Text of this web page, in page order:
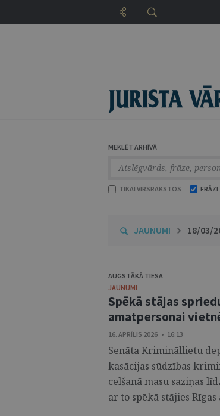
MEKLĒT ARHĪVĀ
TIKAI VIRSRAKSTOS FRĀZI
JAUNUMI 18/03/
AUGSTĀKĀ TIESA
JAUNUMI
Spēkā stājas
amatpersonai
16. APRĪLIS 2026 • 16:13
Senāta Krimināllietu
kasācijas sūdzības
celšanā masu saziņas
ar to spēkā stājies